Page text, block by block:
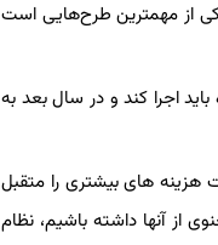
از مهمترین طرح‌هایی است
بندی بار مالی دارد، اما دولت محترم بخشی از این بار مالی را در سال 1400 ، نه طی 6 ماه بلکه در 3 ماه باید اجرا کند و در سال بعد به
هزینه های بیشتری را متقبل
از آنها داشته باشیم، نظام